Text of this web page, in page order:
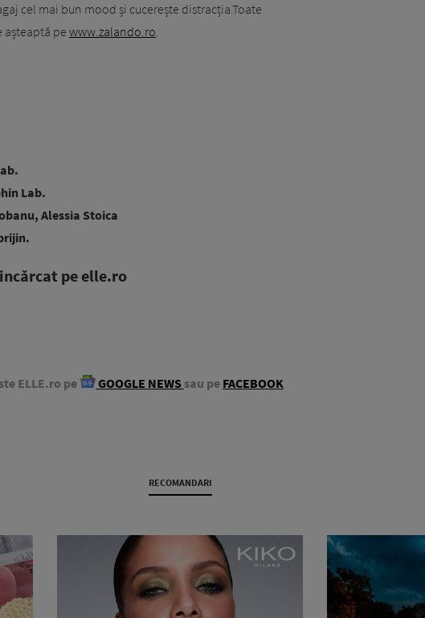
cel mai bun mood și cucerește distracția.Toate
pe www.zalando.ro.
Lab.
Alessia Stoica
pe elle.ro
ELLE.ro pe GOOGLE NEWS sau pe FACEBOOK
RECOMANDARI